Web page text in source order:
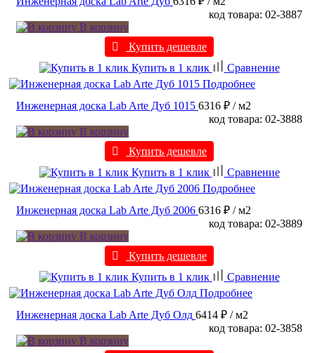
код товара: 02-3887
В корзину
Купить дешевле
Купить в 1 клик
Сравнение
Подробнее
Инженерная доска Lab Arte Дуб 1015 6316 ₽ / м2
код товара: 02-3888
В корзину
Купить дешевле
Купить в 1 клик
Сравнение
Подробнее
Инженерная доска Lab Arte Дуб 2006 6316 ₽ / м2
код товара: 02-3889
В корзину
Купить дешевле
Купить в 1 клик
Сравнение
Подробнее
Инженерная доска Lab Arte Дуб Олд 6414 ₽ / м2
код товара: 02-3858
В корзину